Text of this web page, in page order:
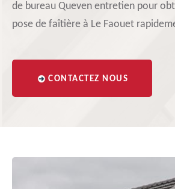
de bureau Queven entretien pour
pose de faîtière à Le Faouet
CONTACTEZ NOUS